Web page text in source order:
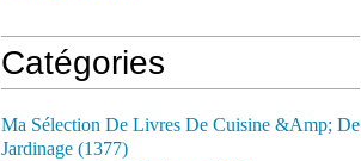
Catégories
Ma Sélection De Livres De Cuisine &Amp; De
Jardinage (1377)